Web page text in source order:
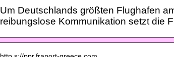
Um Deutschlands größten Flughafen
reibungslose Kommunikation setzt die